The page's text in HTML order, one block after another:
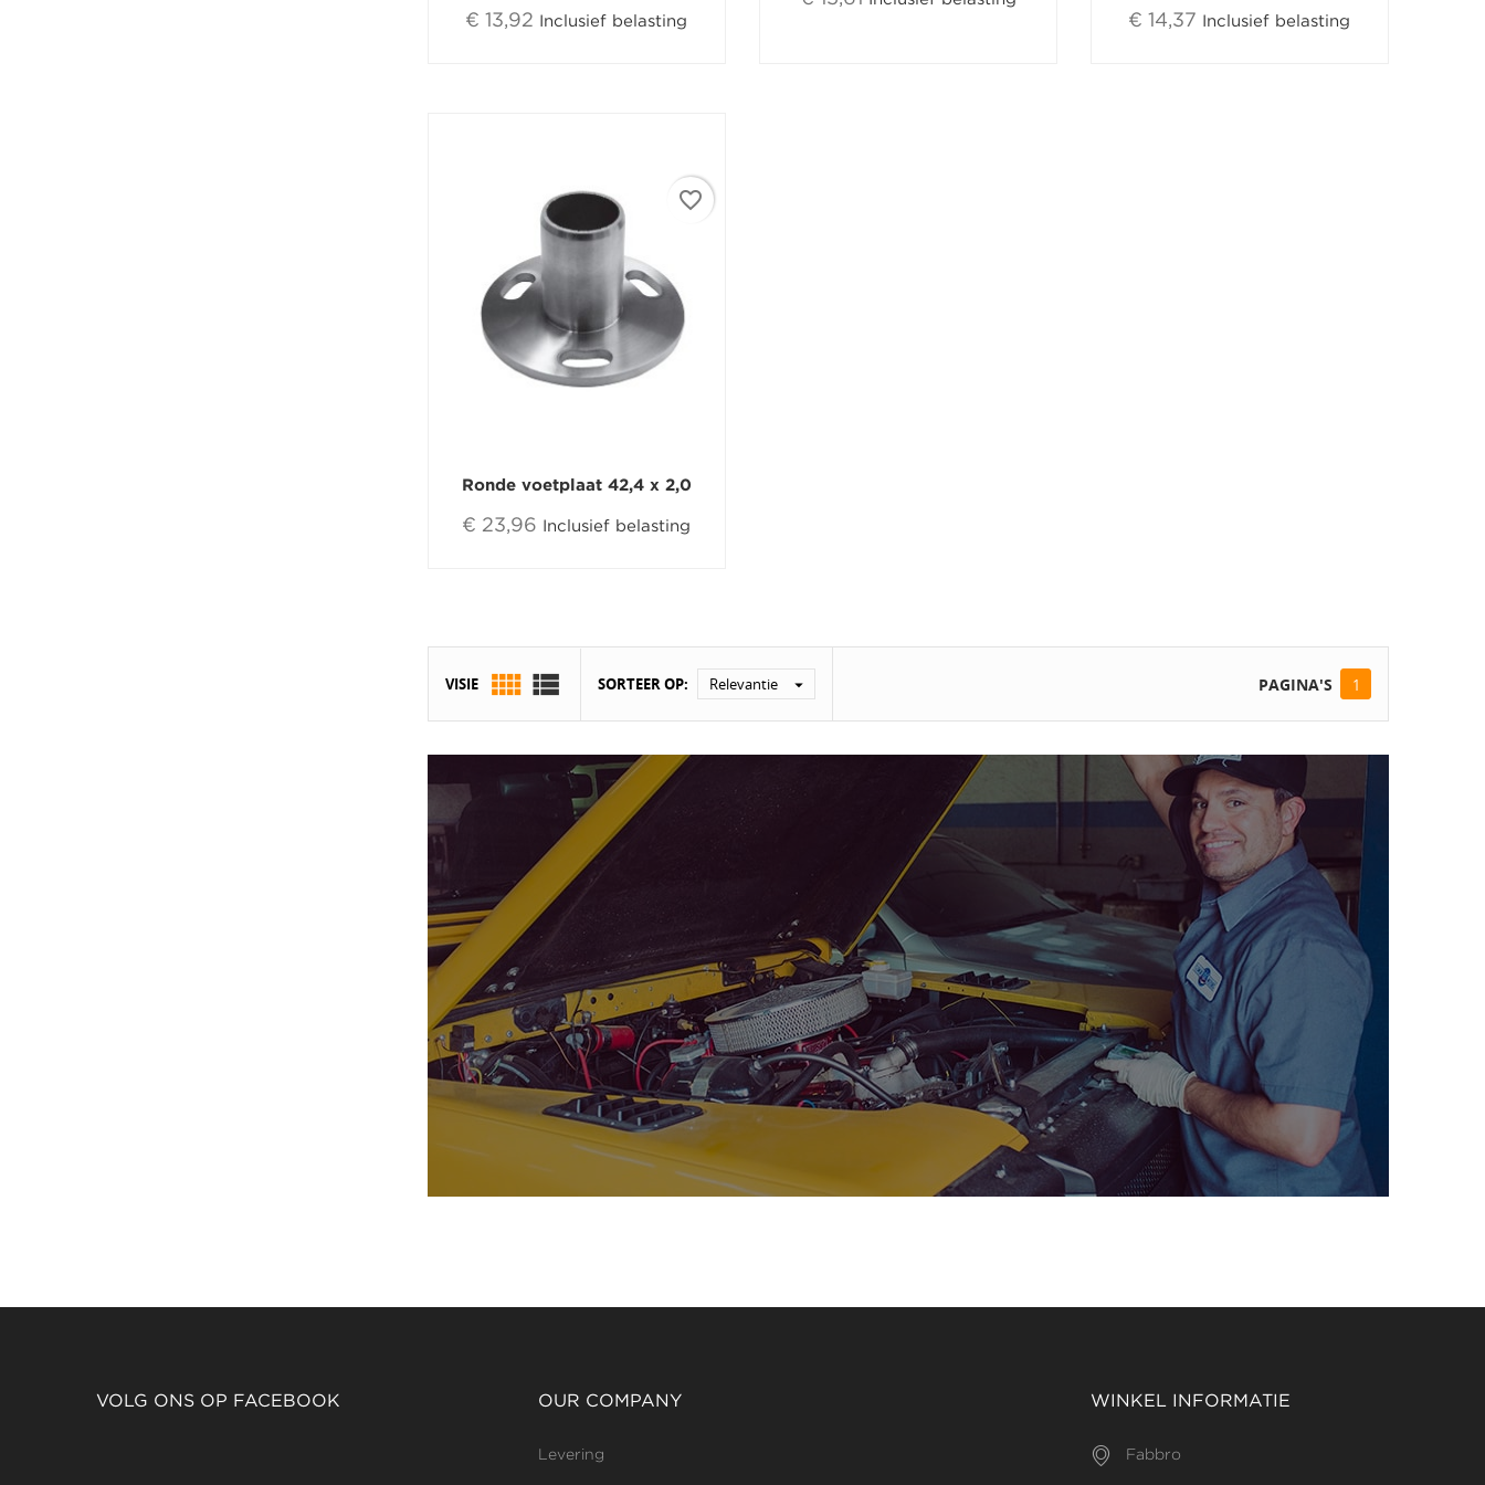
€ 13,92 Inclusief belasting € 14,37 Inclusief belasting
Ronde voetplaat 42,4 x 2,0
€ 23,96 Inclusief belasting
favorite_border
VISIE   SORTEER OP: Relevantie  PAGINA'S 1
VOLG ONS OP FACEBOOK OUR COMPANY
Levering
WINKEL INFORMATIE
Fabbro